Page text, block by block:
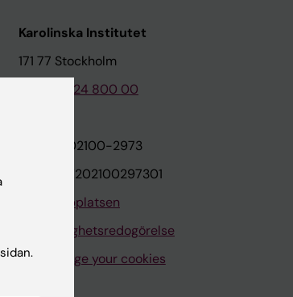
Karolinska Institutet
171 77 Stockholm
Tel: 08-524 800 00
Org.nr: 202100-2973
VAT.nr: SE202100297301
Om webbplatsen
Tillgänglighetsredogörelse
Manage your cookies